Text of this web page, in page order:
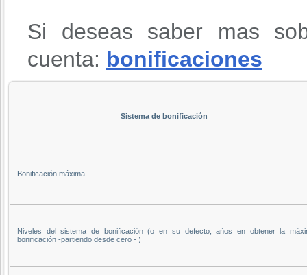
Si deseas saber mas
cuenta: bonificaciones
Sistema de bonificación
Bonificación máxima
Niveles del sistema de bonificación (o en su defecto, años en obtener la
bonificación -partiendo desde cero - )